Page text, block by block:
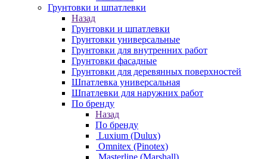
Грунтовки и шпатлевки
Назад
Грунтовки и шпатлевки
Грунтовки универсальные
Грунтовки для внутренних работ
Грунтовки фасадные
Грунтовки для деревянных поверхностей
Шпатлевка универсальная
Шпатлевки для наружних работ
По бренду
Назад
По бренду
Luxium (Dulux)
Omnitex (Pinotex)
Masterline (Marshall)